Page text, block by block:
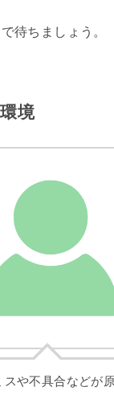
待ちましょう。
境
や不具合などが